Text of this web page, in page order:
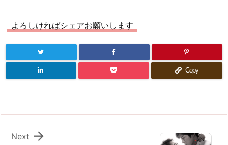
よろしければシェアお願いします
Copy

Next